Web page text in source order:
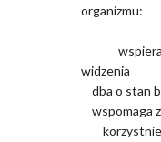
organizmu:
wspiera
widzenia
dba o stan
wspomaga
korzystnie